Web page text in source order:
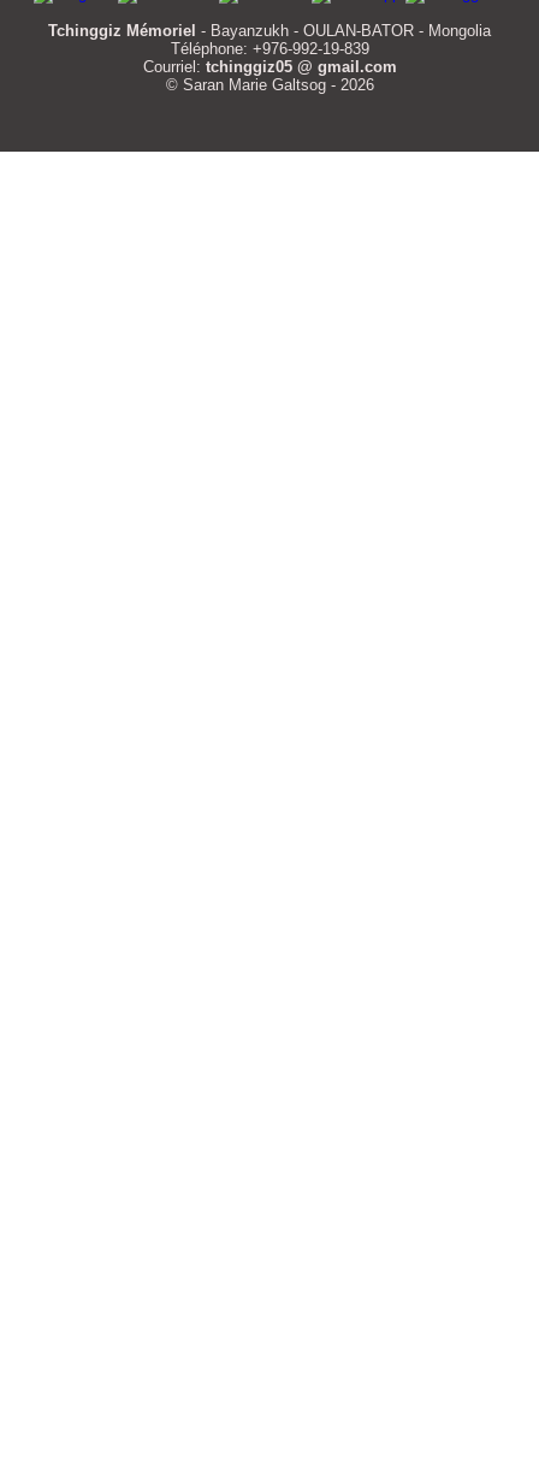
Tchinggiz Mémoriel - Bayanzukh - OULAN-BATOR - Mongolia
Téléphone: +976-992-19-839
Courriel: tchinggiz05 @ gmail.com
© Saran Marie Galtsog - 2026